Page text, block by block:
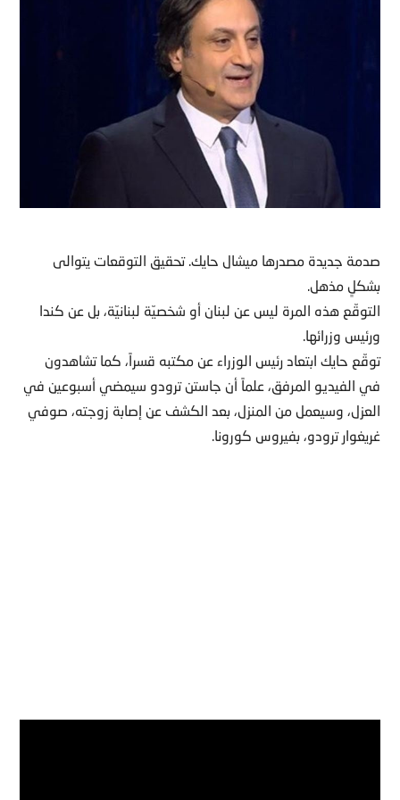
صدمة جديدة مصدرها ميشال حايك. تحقيق التوقعات يتوالى
بشكلٍ مذهل.
التوقّع هذه المرة ليس عن لبنان أو شخصيّة لبنانيّة، بل عن كندا
ورئيس وزرائها.
توقّع حايك ابتعاد رئيس الوزراء عن مكتبه قسراً، كما تشاهدون
في الفيديو المرفق، علماً أن جاستن ترودو سيمضي أسبوعين في
العزل، وسيعمل من المنزل، بعد الكشف عن إصابة زوجته، صوفي
غريغوار ترودو، بفيروس كورونا.